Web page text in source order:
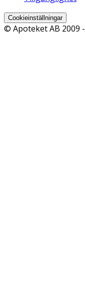
Cookieinställningar
© Apoteket AB 2009 -